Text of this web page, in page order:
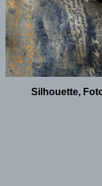
Silhouette,